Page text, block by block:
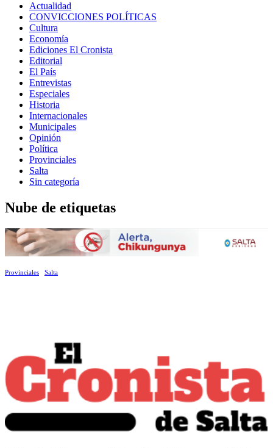
Actualidad
CONVICCIONES POLÍTICAS
Cultura
Economía
Ediciones El Cronista
Editorial
El País
Entrevistas
Especiales
Historia
Internacionales
Municipales
Opinión
Política
Provinciales
Salta
Sin categoría
Nube de etiquetas
Provinciales Salta